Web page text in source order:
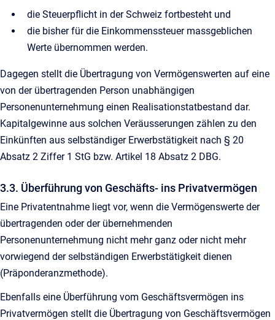
die Steuerpflicht in der Schweiz fortbesteht und
die bisher für die Einkommenssteuer massgeblichen
Werte übernommen werden.
Dagegen stellt die Übertragung von Vermögenswerten auf eine
von der übertragenden Person unabhängigen
Personenunternehmung einen Realisationstatbestand dar.
Kapitalgewinne aus solchen Veräusserungen zählen zu den
Einkünften aus selbständiger Erwerbstätigkeit nach § 20
Absatz 2 Ziffer 1 StG bzw. Artikel 18 Absatz 2 DBG.
3.3. Überführung von Geschäfts- ins Privatvermögen
Eine Privatentnahme liegt vor, wenn die Vermögenswerte der
übertragenden oder der übernehmenden
Personenunternehmung nicht mehr ganz oder nicht mehr
vorwiegend der selbständigen Erwerbstätigkeit dienen
(Präponderanzmethode).
Ebenfalls eine Überführung vom Geschäftsvermögen ins
Privatvermögen stellt die Übertragung von Geschäftsvermögen